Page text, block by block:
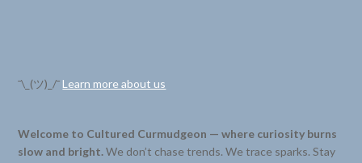
¯\_(ツ)_/¯Learn more about us
Welcome to Cultured Curmudgeon — where curiosity burns
slow and bright.We don’t chase trends. We trace sparks. Stay